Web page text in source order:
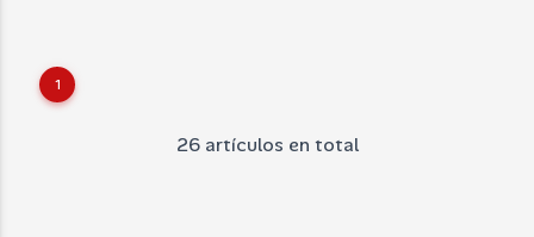
1
26 artículos en total